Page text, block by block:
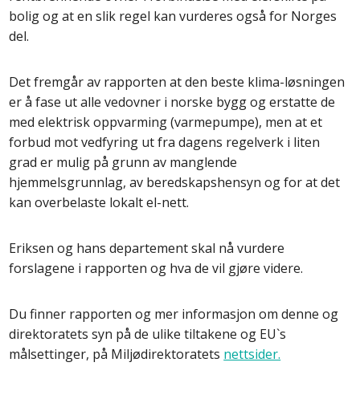
bolig og at en slik regel kan vurderes også for Norges
del.
Det fremgår av rapporten at den beste klima-løsningen
er å fase ut alle vedovner i norske bygg og erstatte de
med elektrisk oppvarming (varmepumpe), men at et
forbud mot vedfyring ut fra dagens regelverk i liten
grad er mulig på grunn av manglende
hjemmelsgrunnlag, av beredskapshensyn og for at det
kan overbelaste lokalt el-nett.
Eriksen og hans departement skal nå vurdere
forslagene i rapporten og hva de vil gjøre videre.
Du finner rapporten og mer informasjon om denne og
direktoratets syn på de ulike tiltakene og EU`s
målsettinger, på Miljødirektoratets nettsider.